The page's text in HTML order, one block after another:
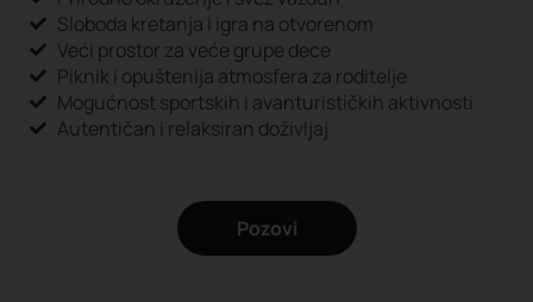
Sloboda kretanja i igra na otvorenom
Veći prostor za veće grupe dece
Piknik i opuštenija atmosfera za roditelje
Mogućnost sportskih i avanturističkih aktivnosti
Autentičan i relaksiran doživljaj
Pozovi